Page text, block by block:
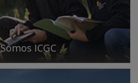
Somos ICGC